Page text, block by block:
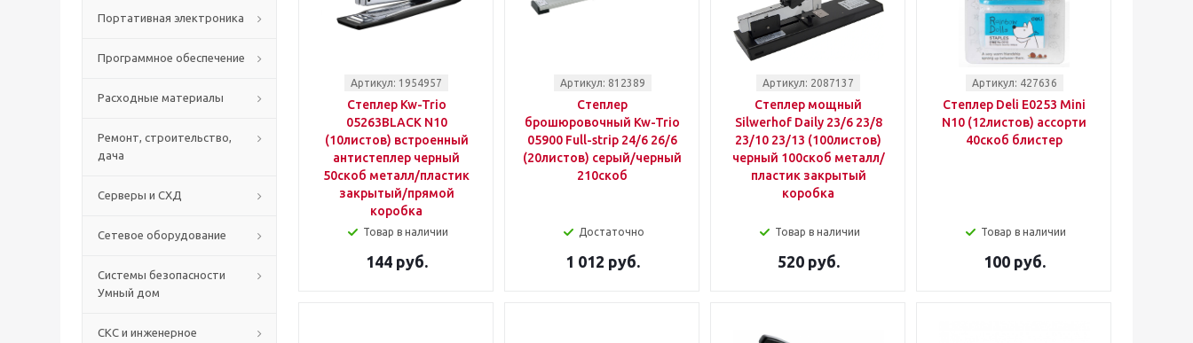
Портативная электроника
Программное обеспечение
Расходные материалы
Ремонт, строительство,
дача
Серверы и СХД
Сетевое оборудование
Системы безопасности
Умный дом
СКС и инженерное
Артикул: 1954957
Степлер Kw-Trio
05263BLACK N10
(10листов) встроенный
антистеплер черный
50скоб металл/пластик
закрытый/прямой
коробка
Товар в наличии
144 руб.
Артикул: 812389
Степлер
брошюровочный Kw-Trio
05900 Full-strip 24/6 26/6
(20листов) серый/черный
210скоб
Достаточно
1 012 руб.
Артикул: 2087137
Степлер мощный
Silwerhof Daily 23/6 23/8
23/10 23/13 (100листов)
черный 100скоб металл/
пластик закрытый
коробка
Товар в наличии
520 руб.
Артикул: 427636
Степлер Deli E0253 Mini
N10 (12листов) ассорти
40скоб блистер
Товар в наличии
100 руб.